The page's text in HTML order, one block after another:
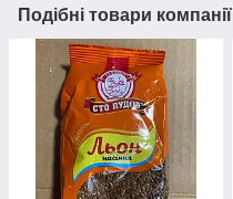
Подібні товари компанії